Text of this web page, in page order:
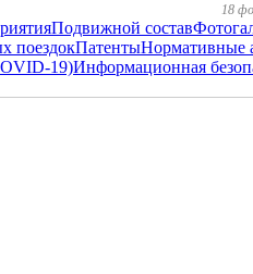
18
Подвижной состав
поездокПатентыНормативные
19)Информационная